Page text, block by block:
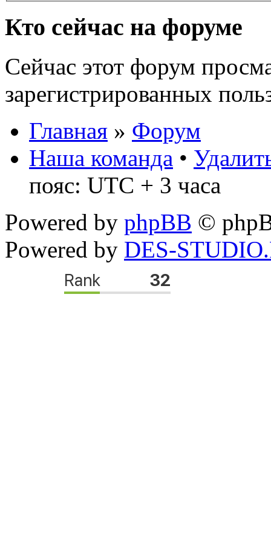
Кто сейчас на форуме
Сейчас этот форум
зарегистрированных
Главная » Форум
Наша команда •
пояс: UTC + 3 часа
Powered by phpBB ©
Powered by DES-